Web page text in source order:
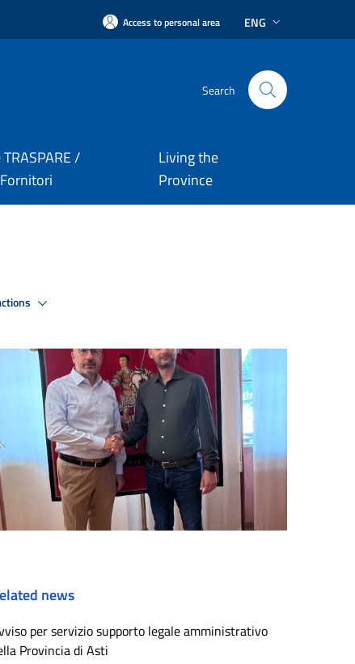
Access to personal area ENG
Search
/
Living the
Province
news
per servizio supporto legale amministrativo
Provincia di Asti